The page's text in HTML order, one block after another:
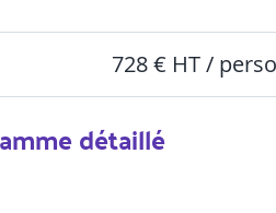
728 € HT /
détaillé